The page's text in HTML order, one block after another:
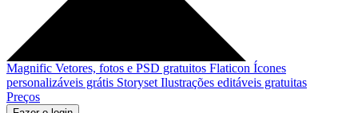
Magnific Vetores, fotos e PSD gratuitos Flaticon Ícones
personalizáveis grátis Storyset Ilustrações editáveis gratuitas
Preços